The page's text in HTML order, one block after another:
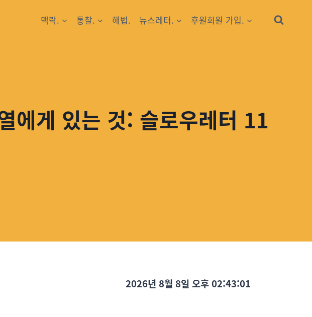
맥락. 통찰. 해법. 뉴스레터. 후원회원 가입.
에게 있는 것: 슬로우레터 11
2026년 8월 8일 오후 02:43:02